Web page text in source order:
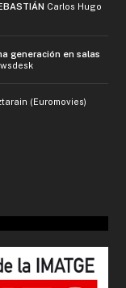
Carlos Hugo
generación en salas
(Euromovies)